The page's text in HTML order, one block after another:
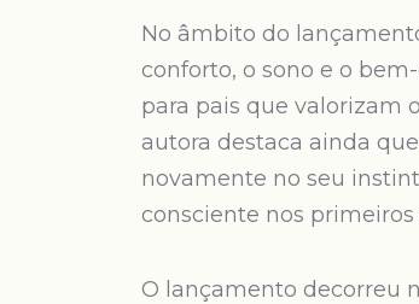
No âmbito do
conforto, o sono e o
para pais que valorizam
autora destaca ainda
novamente no seu
consciente nos primeiros
O lançamento decorreu